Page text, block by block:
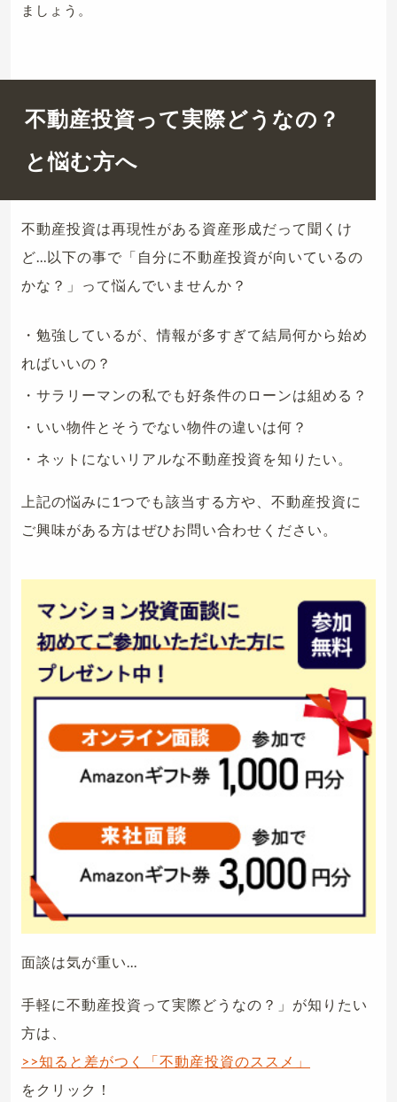
ましょう。
不動産投資って実際どうなの？
と悩む方へ
不動産投資は再現性がある資産形成だって聞くけ
ど...以下の事で「自分に不動産投資が向いているの
かな？」って悩んでいませんか？
・勉強しているが、情報が多すぎて結局何から始め
ればいいの？
・サラリーマンの私でも好条件のローンは組める？
・いい物件とそうでない物件の違いは何？
・ネットにないリアルな不動産投資を知りたい。
上記の悩みに1つでも該当する方や、不動産投資に
ご興味がある方はぜひお問い合わせください。
面談は気が重い...
手軽に不動産投資って実際どうなの？」が知りたい
方は、
>>知ると差がつく「不動産投資のススメ」
をクリック！